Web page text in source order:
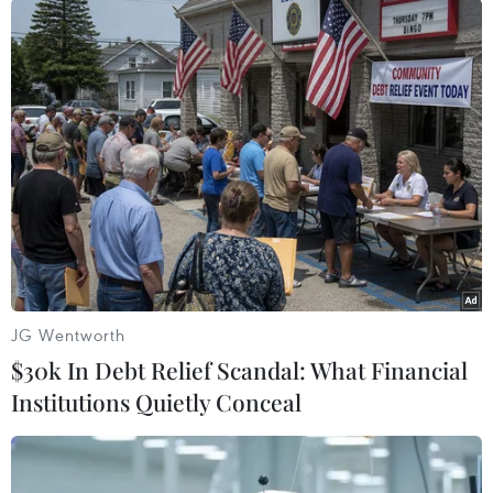
ứng nhà kính thứ hai thế giới và cũng là nhà tài
trợ lớn cho các quỹ chống biến đổi khí hậu - thì
nhiệm vụ trên sẽ trở nên khó khăn hơn nhiều.
Mỹ cùng 109 quốc gia đã chính thức phê chuẩn
Hiệp định Paris về chống biến đổi khí hậu./.
(TTXVN/Vietnam+)
JG Wentworth
$30k In Debt Relief Scandal: What Financial
Institutions Quietly Conceal